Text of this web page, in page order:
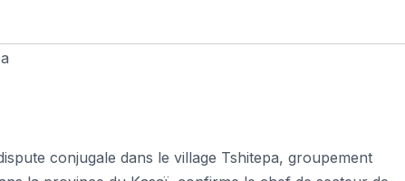
conjugale dans le village Tshitepa, groupement